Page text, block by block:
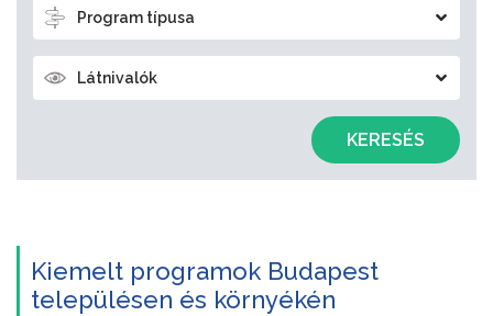
Program típusa
Látnivalók
KERESÉS
Kiemelt programok Budapest
településen és környékén